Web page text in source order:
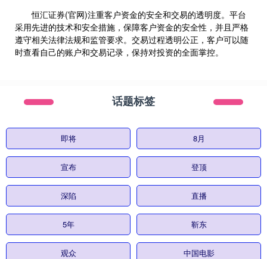
恒汇证券(官网)注重客户资金的安全和交易的透明度。平台
采用先进的技术和安全措施，保障客户资金的安全性，并且严格
遵守相关法律法规和监管要求。交易过程透明公正，客户可以随
时查看自己的账户和交易记录，保持对投资的全面掌控。
话题标签
即将 8月
宣布 登顶
深陷 直播
5年 靳东
观众 中国电影